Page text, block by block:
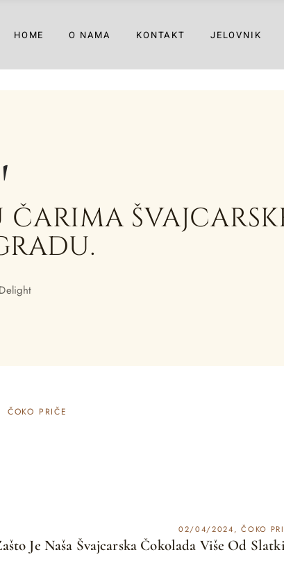
HOME O NAMA KONTAKT JELOVNIK
ČOKO PRIČE
02/04/2024 ČOKO
Je Naša Švajcarska Čokolada Više Od